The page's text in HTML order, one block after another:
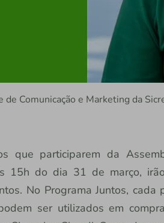
de Comunicação e Marketing da
que participarem da
15h do dia 31 de março,
No Programa Juntos,
ser utilizados em